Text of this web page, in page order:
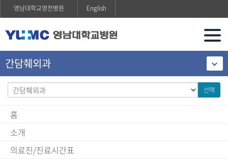
영남대학교영천병원 English
간담췌외과
선택
홈
소개
의료진/진료시간표